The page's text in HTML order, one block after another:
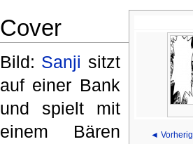
◄
Cover
Bild: Sanji sitzt
auf einer Bank
und spielt mit
einem Bären